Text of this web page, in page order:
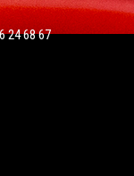
24 68 67